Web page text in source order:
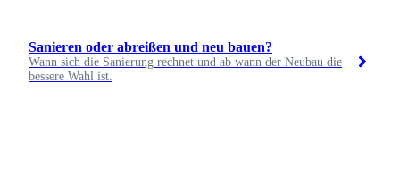
Sanieren oder abreißen und neu bauen?
Wann sich die Sanierung rechnet und ab wann der Neubau die
bessere Wahl ist.